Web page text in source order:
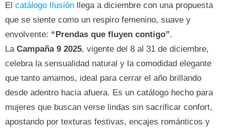
El catálogo Ilusión llega a diciembre con una propuesta
que se siente como un respiro femenino, suave y
envolvente: “Prendas que fluyen contigo”.
La Campaña 9 2025, vigente del 8 al 31 de diciembre,
celebra la sensualidad natural y la comodidad elegante
que tanto amamos, ideal para cerrar el año brillando
desde adentro hacia afuera. Es un catálogo hecho para
mujeres que buscan verse lindas sin sacrificar confort,
apostando por texturas festivas, encajes románticos y